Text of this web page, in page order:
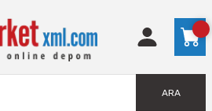
ARA